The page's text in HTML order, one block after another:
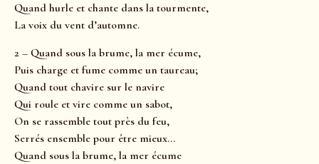
Quand hurle et chante dans la tourmente,
La voix du vent d’automne.
2 – Quand sous la brume, la mer écume,
Puis charge et fume comme un taureau;
Quand tout chavire sur le navire
Qui roule et vire comme un sabot,
On se rassemble tout près du feu,
Serrés ensemble pour être mieux…
Quand sous la brume, la mer écume